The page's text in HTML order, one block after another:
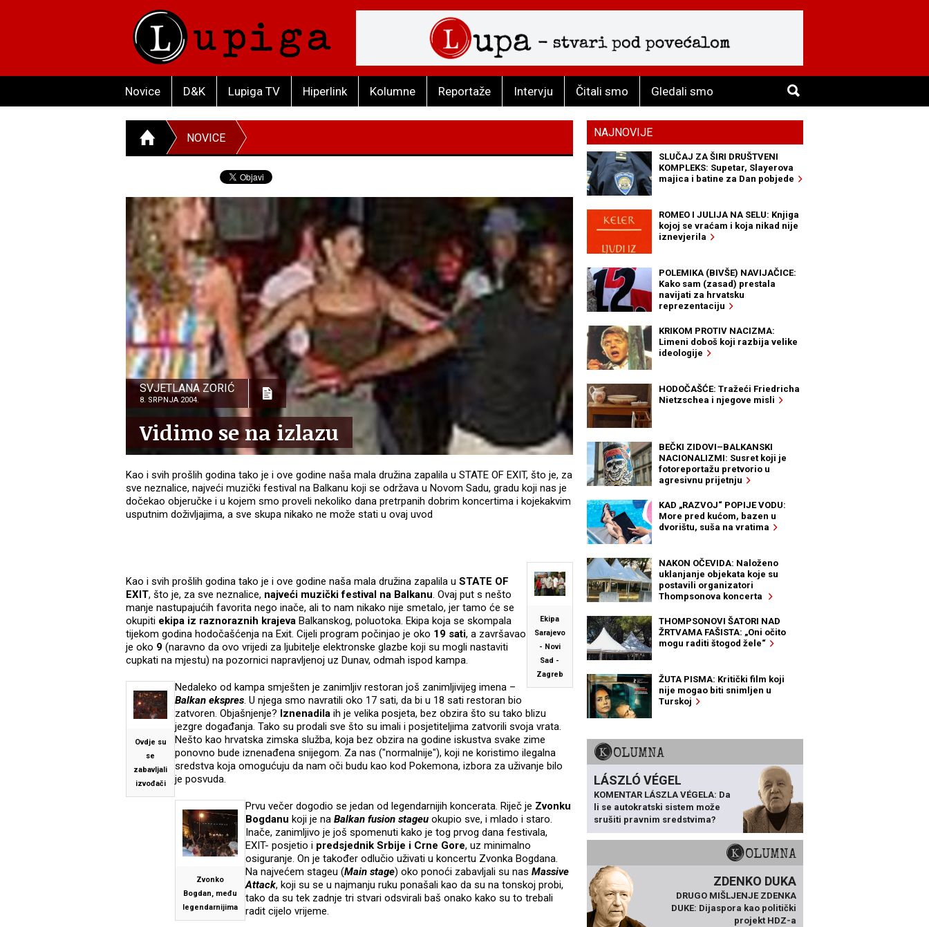
Novice D&K Lupiga TV Hiperlink Kolumne Reportaže Intervju Čitali smo Gledali smo
NOVICE
SVJETLANA ZORIĆ
8. SRPNJA 2004.
Vidimo se na izlazu
Kao i svih prošlih godina tako je i ove godine naša mala družina zapalila u STATE OF EXIT, što je, za
sve neznalice, najveći muzički festival na Balkanu koji se održava u Novom Sadu, gradu koji nas je
dočekao objeručke i u kojem smo proveli nekoliko dana pretrpanih dobrim koncertima i kojekakvim
usputnim doživljajima, a sve skupa nikako ne može stati u ovaj uvod
Ekipa
Sarajevo
- Novi
Sad -
Zagreb
Kao i svih prošlih godina tako je i ove godine naša mala družina zapalila u STATE OF
EXIT, što je, za sve neznalice, najveći muzički festival na Balkanu. Ovaj put s nešto
manje nastupajućih favorita nego inače, ali to nam nikako nije smetalo, jer tamo će se
okupiti ekipa iz raznoraznih krajeva Balkanskog, poluotoka. Ekipa koja se skompala
tijekom godina hodočašćenja na Exit. Cijeli program počinjao je oko 19 sati, a završavao
je oko 9 (naravno da ovo vrijedi za ljubitelje elektronske glazbe koji su mogli nastaviti
cupkati na mjestu) na pozornici napravljenoj uz Dunav, odmah ispod kampa.
Ovdje su
se
zabavljali
izvođači
Nedaleko od kampa smješten je zanimljiv restoran još zanimljivijeg imena –
Balkan ekspres. U njega smo navratili oko 17 sati, da bi u 18 sati restoran bio
zatvoren. Objašnjenje? Iznenadila ih je velika posjeta, bez obzira što su tako blizu
jezgre događanja. Tako su prodali sve što su imali i posjetiteljima zatvorili svoja vrata.
Nešto kao hrvatska zimska služba, koja bez obzira na godine iskustva svake zime
ponovno bude iznenađena snijegom. Za nas ("normalnije"), koji ne koristimo ilegalna
sredstva koja omogućuju da nam oči budu kao kod Pokemona, izbora za uživanje bilo
je posvuda.
Zvonko
Bogdan, među
legendarnijima
Prvu večer dogodio se jedan od legendarnijih koncerata. Riječ je Zvonku
Bogdanu koji je na Balkan fusion stageu okupio sve, i mlado i staro.
Inače, zanimljivo je još spomenuti kako je tog prvog dana festivala,
EXIT- posjetio i predsjednik Srbije i Crne Gore, uz minimalno
osiguranje. On je također odlučio uživati u koncertu Zvonka Bogdana.
Na najvećem stageu (Main stage) oko ponoći zabavljali su nas Massive
Attack, koji su se u najmanju ruku ponašali kao da su na tonskoj probi,
tako da su tek zadnje tri stvari odsvirali baš onako kako su to trebali
radit cijelo vrijeme.
NAJNOVIJE
SLUČAJ ZA ŠIRI DRUŠTVENI
KOMPLEKS: Supetar, Slayerova
majica i batine za Dan pobjede
ROMEO I JULIJA NA SELU: Knjiga
kojoj se vraćam i koja nikad nije
iznevjerila
POLEMIKA (BIVŠE) NAVIJAČICE:
Kako sam (zasad) prestala
navijati za hrvatsku
reprezentaciju
KRIKOM PROTIV NACIZMA:
Limeni doboš koji razbija velike
ideologije
HODOČAŠĆE: Tražeći Friedricha
Nietzschea i njegove misli
BEČKI ZIDOVI–BALKANSKI
NACIONALIZMI: Susret koji je
fotoreportažu pretvorio u
agresivnu prijetnju
KAD „RAZVOJ“ POPIJE VODU:
More pred kućom, bazen u
dvorištu, suša na vratima
NAKON OČEVIDA: Naloženo
uklanjanje objekata koje su
postavili organizatori
Thompsonova koncerta
THOMPSONOVI ŠATORI NAD
ŽRTVAMA FAŠISTA: „Oni očito
mogu raditi štogod žele“
ŽUTA PISMA: Kritički film koji
nije mogao biti snimljen u
Turskoj
KOLUMNA
LÁSZLÓ VÉGEL
KOMENTAR LÁSZLA VÉGELA: Da
li se autokratski sistem može
srušiti pravnim sredstvima?
KOLUMNA
ZDENKO DUKA
DRUGO MIŠLJENJE ZDENKA
DUKE: Dijaspora kao politički
projekt HDZ-a